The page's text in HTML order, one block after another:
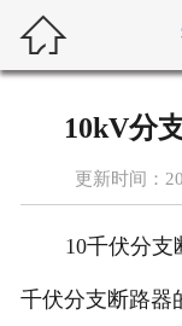

10kV分
更新时间：
10千伏分支
千伏分支断路器